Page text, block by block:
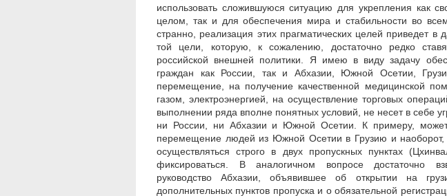
использовать сложившуюся ситуацию для укрепления как
целом, так и для обеспечения мира и стабильности во
странно, реализация этих прагматических целей приведет в
той цели, которую, к сожалению, достаточно редко
российской внешней политики. Я имею в виду задачу
граждан как России, так и Абхазии, Южной Осетии,
перемещение, на получение качественной медицинской
газом, электроэнергией, на осуществление торговых
выполнении ряда вполне понятных условий, не несет в себе
ни России, ни Абхазии и Южной Осетии. К примеру,
перемещение людей из Южной Осетии в Грузию и
осуществляться строго в двух пропускных пунктах
фиксироваться. В аналогичном вопросе достаточно
руководство Абхазии, объявившее об открытии на
дополнительных пунктов пропуска и о обязательной